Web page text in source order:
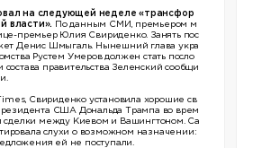
на следующей неделе «трансфор
власти».
По данным СМИ, премьером м
премьер Юлия Свириденко. Занять пос
Денис Шмыгаль. Нынешний глава укра
Рустем Умеров должен стать посло
правительства Зеленский сообщи
Свириденко установила хорошие св
США Дональда Трампа во врем
сделки между Киевом и Вашингтоном. Са
слухи о возможном назначении:
ей не поступали.